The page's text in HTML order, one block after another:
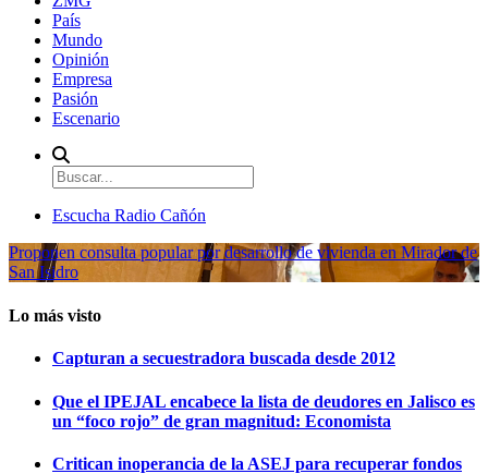
País
Mundo
Opinión
Empresa
Pasión
Escenario
Escucha Radio Cañón
Proponen consulta popular por desarrollo de vivienda en Mirador de
San Isidro
Lo más visto
Capturan a secuestradora buscada desde 2012
Que el IPEJAL encabece la lista de deudores en Jalisco es
un “foco rojo” de gran magnitud: Economista
Critican inoperancia de la ASEJ para recuperar fondos